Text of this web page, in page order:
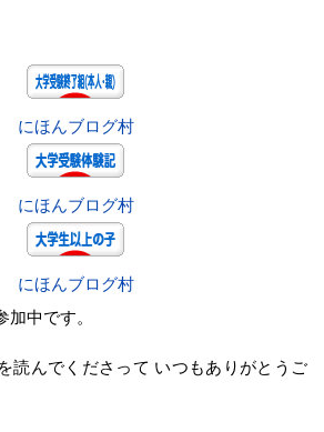
にほんブログ村
にほんブログ村
にほんブログ村
中です。
読んでくださって いつもありがとうご